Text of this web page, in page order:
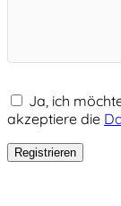
Ja, ich
akzeptiere die
Registrieren